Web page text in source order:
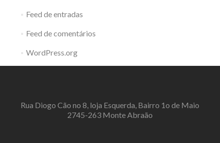
Feed de entradas
Feed de comentários
WordPress.org
Rua Diogo Cão no 8, loja Esquerda, Bairro 1o de Maio
2745-263 Monte Abraão